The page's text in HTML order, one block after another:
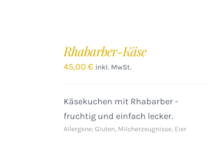
Rhabarber-Käse
45,00€ inkl. MwSt.
Käsekuchen mit Rhabarber -
fruchtig und einfach lecker.
Allergene: Gluten, Milcherzeugnisse, Eier